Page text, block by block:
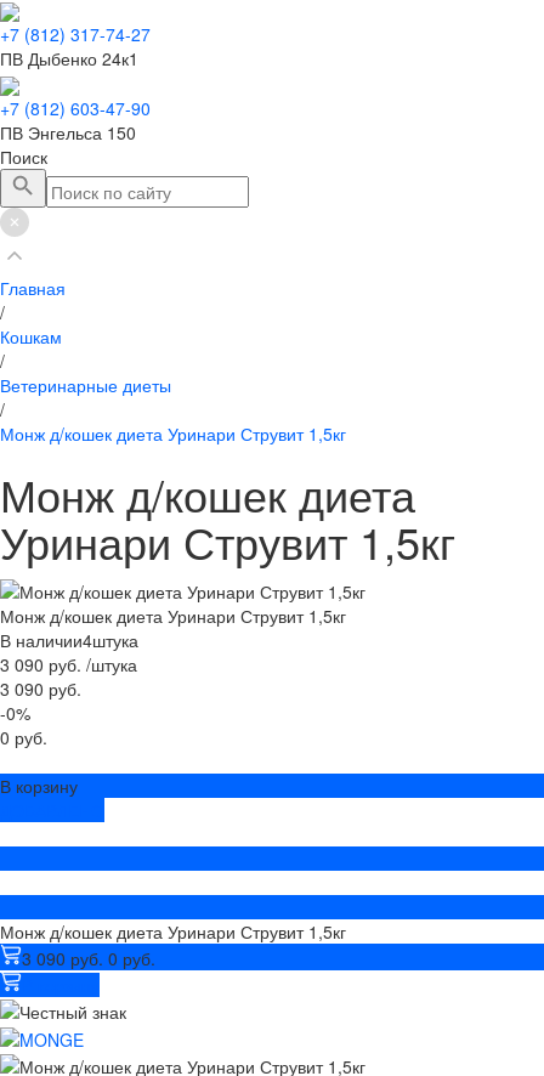
+7 (812) 317-74-27
ПВ Дыбенко 24к1
+7 (812) 603-47-90
ПВ Энгельса 150
Поиск
Главная
/
Кошкам
/
Ветеринарные диеты
/
Монж д/кошек диета Уринари Струвит 1,5кг
Монж д/кошек диета
Уринари Струвит 1,5кг
Монж д/кошек диета Уринари Струвит 1,5кг
В наличии4штука
3 090 руб. /штука
3 090 руб.
-0%
0 руб.
В корзину
Монж д/кошек диета Уринари Струвит 1,5кг
3 090 руб. 0 руб.